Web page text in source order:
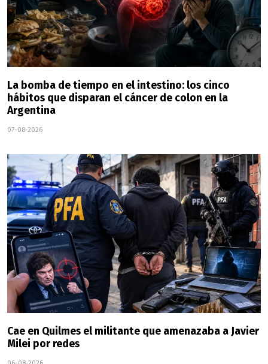
La bomba de tiempo en el intestino: los cinco
hábitos que disparan el cáncer de colon en la
Argentina
07-08-2026
Cae en Quilmes el militante que amenazaba a Javier
Milei por redes